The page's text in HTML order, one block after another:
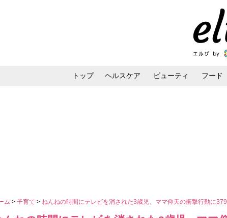
トップ ヘルスケア ビューティ フード
ム > 子育て > ねんねの時間にテレビを消された3歳児、ママ仰天の衝撃行動に